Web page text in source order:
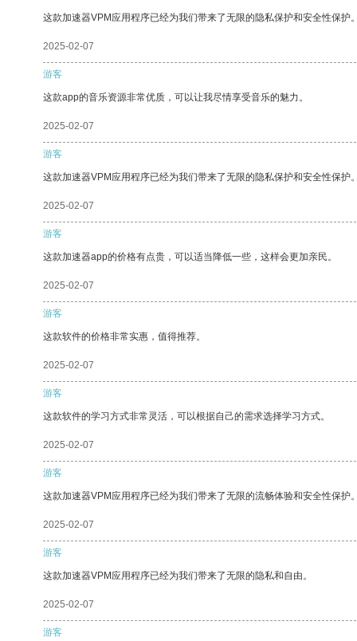
这款加速器VPM应用程序已经为我们带来了无限的隐私保护和安全性保护
2025-02-07
游客
这款app的音乐资源非常优质，可以让我尽情享受音乐的魅力。
2025-02-07
游客
这款加速器VPM应用程序已经为我们带来了无限的隐私保护和安全性保护
2025-02-07
游客
这款加速器app的价格有点贵，可以适当降低一些，这样会更加亲民。
2025-02-07
游客
这款软件的价格非常实惠，值得推荐。
2025-02-07
游客
这款软件的学习方式非常灵活，可以根据自己的需求选择学习方式。
2025-02-07
游客
这款加速器VPM应用程序已经为我们带来了无限的流畅体验和安全性保护
2025-02-07
游客
这款加速器VPM应用程序已经为我们带来了无限的隐私和自由。
2025-02-07
游客